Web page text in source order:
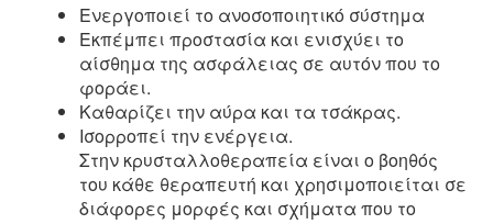
Ενεργοποιεί το ανοσοποιητικό σύστημα
Εκπέμπει προστασία και ενισχύει το
αίσθημα της ασφάλειας σε αυτόν που το
φοράει.
Καθαρίζει την αύρα και τα τσάκρας.
Ισορροπεί την ενέργεια.
Στην κρυσταλλοθεραπεία είναι ο βοηθός
του κάθε θεραπευτή και χρησιμοποιείται σε
διάφορες μορφές και σχήματα που το